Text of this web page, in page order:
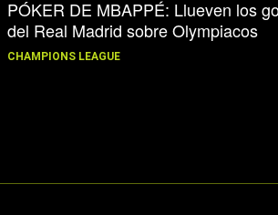
PÓKER DE MBAPPÉ: Llueven los
del Real Madrid sobre Olympiacos
CHAMPIONS LEAGUE